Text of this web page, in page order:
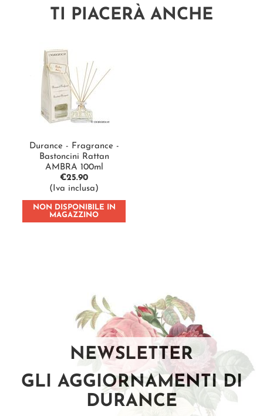
TI PIACERÀ ANCHE
Durance - Fragrance -
Bastoncini Rattan
AMBRA 100ml
€25.90
(Iva inclusa)
NON DISPONIBILE IN
MAGAZZINO
NEWSLETTER
GLI AGGIORNAMENTI DI
DURANCE